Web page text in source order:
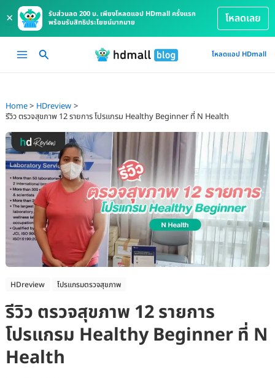
×
รับส่วนลด 200 บ. เพียงโหลดแอป HDmall ครั้งแรก
พร้อมรับสิทธิประโยชน์มากมาย
โหลดเลย
Main
โหลดแอป HDmall
Home
HDreview
รีวิว ตรวจสุขภาพ 12 รายการ โปรแกรม Healthy Beginner ที่ N Health
HDreview โปรแกรมตรวจสุขภาพ
รีวิว ตรวจสุขภาพ 12 รายการ
โปรแกรม Healthy Beginner ที่ N
Health